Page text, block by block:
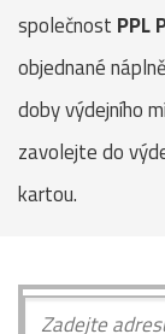
společnost PPL
objednané
doby výdejního
zavolejte do
kartou.